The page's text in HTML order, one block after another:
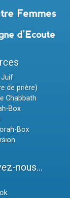
Juif
de prière)
Chabbath
Box
Box
nous...